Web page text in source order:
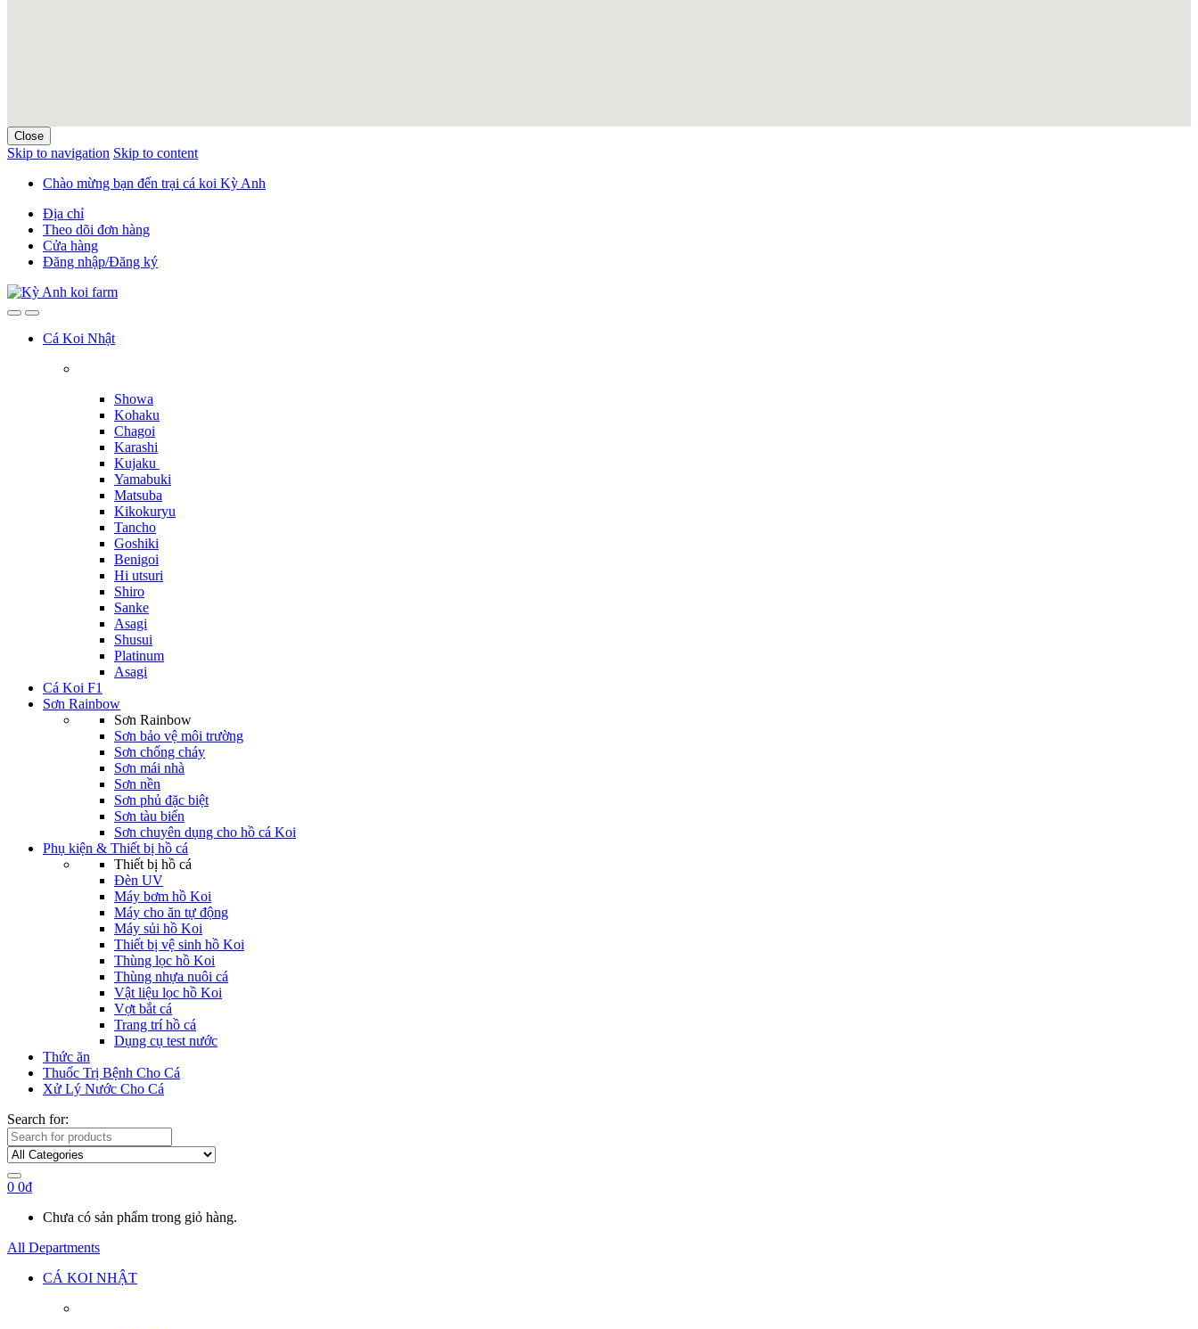
Close
Skip to navigation Skip to content
Chào mừng bạn đến trại cá koi Kỳ Anh
Địa chỉ
Theo dõi đơn hàng
Cửa hàng
Đăng nhập/Đăng ký
Cá Koi Nhật
Showa
Kohaku
Chagoi
Karashi
Kujaku
Yamabuki
Matsuba
Kikokuryu
Tancho
Goshiki
Benigoi
Hi utsuri
Shiro
Sanke
Asagi
Shusui
Platinum
Asagi
Cá Koi F1
Sơn Rainbow
Sơn Rainbow
Sơn bảo vệ môi trường
Sơn chống cháy
Sơn mái nhà
Sơn nền
Sơn phủ đặc biệt
Sơn tàu biển
Sơn chuyên dụng cho hồ cá Koi
Phụ kiện & Thiết bị hồ cá
Thiết bị hồ cá
Đèn UV
Máy bơm hồ Koi
Máy cho ăn tự động
Máy sủi hồ Koi
Thiết bị vệ sinh hồ Koi
Thùng lọc hồ Koi
Thùng nhựa nuôi cá
Vật liệu lọc hồ Koi
Vợt bắt cá
Trang trí hồ cá
Dụng cụ test nước
Thức ăn
Thuốc Trị Bệnh Cho Cá
Xử Lý Nước Cho Cá
Search for:
0 0₫
Chưa có sản phẩm trong giỏ hàng.
All Departments
CÁ KOI NHẬT